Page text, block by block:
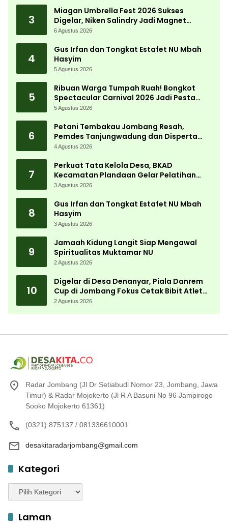
3
Miagan Umbrella Fest 2026 Sukses
Digelar, Niken Salindry Jadi Magnet
Ribuan Pengunjung
6 Agustus 2026
4
Gus Irfan dan Tongkat Estafet NU Mbah
Hasyim
5 Agustus 2026
5
Ribuan Warga Tumpah Ruah! Bongkot
Spectacular Carnival 2026 Jadi Pesta
Kemerdekaan Terbesar di Peterongan
5 Agustus 2026
6
Petani Tembakau Jombang Resah,
Pemdes Tanjungwadung dan Disperta
Bergerak Cepat
4 Agustus 2026
7
Perkuat Tata Kelola Desa, BKAD
Kecamatan Plandaan Gelar Pelatihan
Aparatur Pemdes
3 Agustus 2026
8
Gus Irfan dan Tongkat Estafet NU Mbah
Hasyim
3 Agustus 2026
9
Jamaah Kidung Langit Siap Mengawal
Spiritualitas Muktamar NU
2 Agustus 2026
10
Digelar di Desa Denanyar, Piala Danrem
Cup di Jombang Fokus Cetak Bibit Atlet
Menembak Berprestasi
2 Agustus 2026
Radar Jombang (Jl Dr Setiabudi Nomor 23, Jombang, Jawa
Timur) & Radar Mojokerto (Jl R A Basuni No 96 Jampirogo
Sooko Mojokerto 61361)
(0321) 875137 / 081336610001
desakitaradarjombang@gmail.com
Kategori
Kategori
Laman